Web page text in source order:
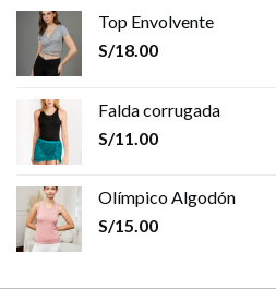
Top Envolvente
S/18.00
Falda corrugada
S/11.00
Olímpico Algodón
S/15.00